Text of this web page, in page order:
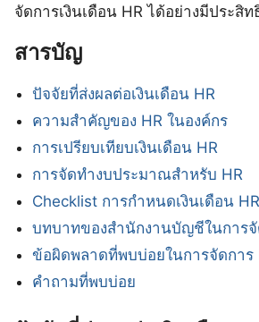
จัดการเงินเดือน HR ได้อย่างมีประสิท
สารบัญ
ปัจจัยที่ส่งผลต่อเงินเดือน HR
ความสำคัญของ HR ในองค์กร
การเปรียบเทียบเงินเดือน HR
การจัดทำงบประมาณสำหรับ HR
Checklist การกำหนดเงินเดือน HR
บทบาทของสำนักงานบัญชีในการจั
ข้อผิดพลาดที่พบบ่อยในการจัดการ
คำถามที่พบบ่อย